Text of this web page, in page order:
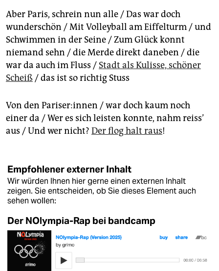
Aber Paris, schrein nun alle / Das war doch
wunderschön / Mit Volleyball am Eiffelturm / und
Schwimmen in der Seine / Zum Glück konnt
niemand sehn / die Merde direkt daneben / die
war da auch im Fluss / Stadt als Kulisse, schöner
Scheiß / das ist so richtig Stuss
Von den Pa­ri­se­r:in­nen / war doch kaum noch
einer da / Wer es sich leisten konnte, nahm reiss’
aus / Und wer nicht? Der flog halt raus!
Empfohlener externer Inhalt
Wir würden Ihnen hier gerne einen externen Inhalt
zeigen. Sie entscheiden, ob Sie dieses Element auch
sehen wollen:
Der NOlympia-Rap bei bandcamp